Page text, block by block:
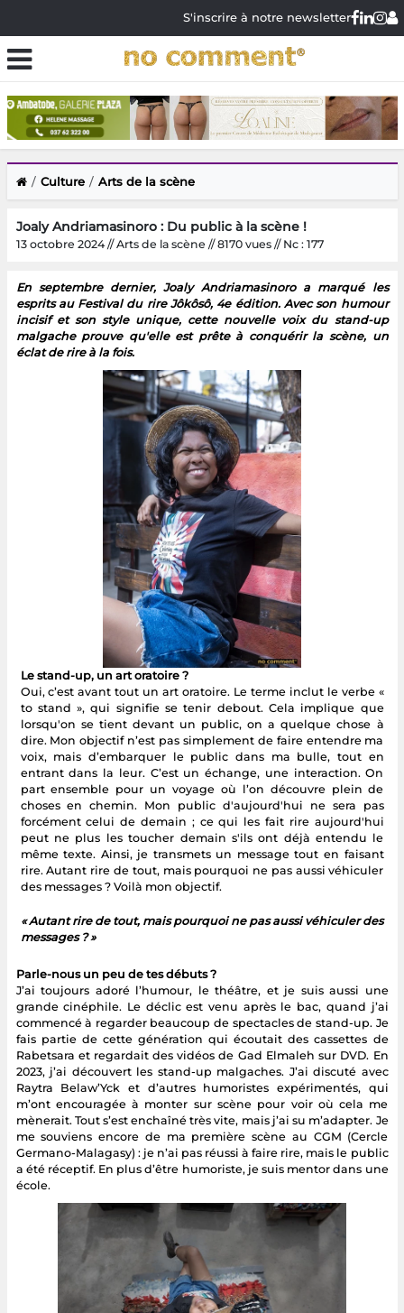
S'inscrire à notre newsletter
Culture Arts de la scène
Joaly Andriamasinoro : Du public à la scène !
13 octobre 2024 // Arts de la scène // 8170 vues // Nc : 177
En septembre dernier, Joaly Andriamasinoro a marqué les
esprits au Festival du rire Jôkôsô, 4e édition. Avec son humour
incisif et son style unique, cette nouvelle voix du stand-up
malgache prouve qu'elle est prête à conquérir la scène, un
éclat de rire à la fois.
Le stand-up, un art oratoire ?
Oui, c’est avant tout un art oratoire. Le terme inclut le verbe «
to stand », qui signifie se tenir debout. Cela implique que
lorsqu'on se tient devant un public, on a quelque chose à
dire. Mon objectif n’est pas simplement de faire entendre ma
voix, mais d’embarquer le public dans ma bulle, tout en
entrant dans la leur. C’est un échange, une interaction. On
part ensemble pour un voyage où l’on découvre plein de
choses en chemin. Mon public d'aujourd'hui ne sera pas
forcément celui de demain ; ce qui les fait rire aujourd'hui
peut ne plus les toucher demain s'ils ont déjà entendu le
même texte. Ainsi, je transmets un message tout en faisant
rire. Autant rire de tout, mais pourquoi ne pas aussi véhiculer
des messages ? Voilà mon objectif.
« Autant rire de tout, mais pourquoi ne pas aussi véhiculer des
messages ? »
Parle-nous un peu de tes débuts ?
J’ai toujours adoré l’humour, le théâtre, et je suis aussi une
grande cinéphile. Le déclic est venu après le bac, quand j’ai
commencé à regarder beaucoup de spectacles de stand-up. Je
fais partie de cette génération qui écoutait des cassettes de
Rabetsara et regardait des vidéos de Gad Elmaleh sur DVD. En
2023, j’ai découvert les stand-up malgaches. J’ai discuté avec
Raytra Belaw’Yck et d’autres humoristes expérimentés, qui
m’ont encouragée à monter sur scène pour voir où cela me
mènerait. Tout s’est enchaîné très vite, mais j’ai su m’adapter. Je
me souviens encore de ma première scène au CGM (Cercle
Germano-Malagasy) : je n’ai pas réussi à faire rire, mais le public
a été réceptif. En plus d’être humoriste, je suis mentor dans une
école.